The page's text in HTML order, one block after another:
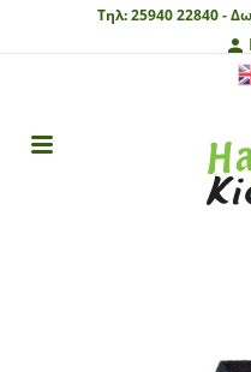
Τηλ:25940 22840 -